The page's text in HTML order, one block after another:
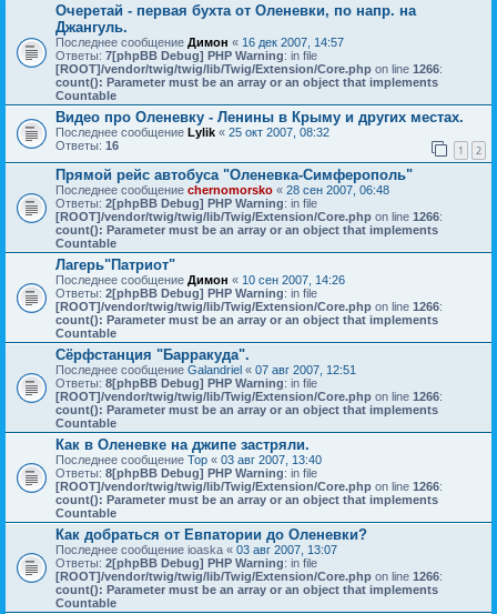
Очеретай - первая бухта от Оленевки, по напр. на
Джангуль.
Последнее сообщение Димон « 16 дек 2007, 14:57
Ответы: 7[phpBB Debug] PHP Warning: in file
[ROOT]/vendor/twig/twig/lib/Twig/Extension/Core.php on line 1266:
count(): Parameter must be an array or an object that implements
Countable
Видео про Оленевку - Ленины в Крыму и других местах.
Последнее сообщение Lylik « 25 окт 2007, 08:32
Ответы: 16 1 2
Прямой рейс автобуса "Оленевка-Симферополь"
Последнее сообщение chernomorsko « 28 сен 2007, 06:48
Ответы: 2[phpBB Debug] PHP Warning: in file
[ROOT]/vendor/twig/twig/lib/Twig/Extension/Core.php on line 1266:
count(): Parameter must be an array or an object that implements
Countable
Лагерь"Патриот"
Последнее сообщение Димон « 10 сен 2007, 14:26
Ответы: 2[phpBB Debug] PHP Warning: in file
[ROOT]/vendor/twig/twig/lib/Twig/Extension/Core.php on line 1266:
count(): Parameter must be an array or an object that implements
Countable
Сёрфстанция "Барракуда".
Последнее сообщение Galandriel « 07 авг 2007, 12:51
Ответы: 8[phpBB Debug] PHP Warning: in file
[ROOT]/vendor/twig/twig/lib/Twig/Extension/Core.php on line 1266:
count(): Parameter must be an array or an object that implements
Countable
Как в Оленевке на джипе застряли.
Последнее сообщение Тор « 03 авг 2007, 13:40
Ответы: 8[phpBB Debug] PHP Warning: in file
[ROOT]/vendor/twig/twig/lib/Twig/Extension/Core.php on line 1266:
count(): Parameter must be an array or an object that implements
Countable
Как добраться от Евпатории до Оленевки?
Последнее сообщение ioaska « 03 авг 2007, 13:07
Ответы: 2[phpBB Debug] PHP Warning: in file
[ROOT]/vendor/twig/twig/lib/Twig/Extension/Core.php on line 1266:
count(): Parameter must be an array or an object that implements
Countable